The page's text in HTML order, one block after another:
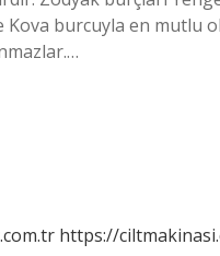
Kova burcuyla en mutlu
https://